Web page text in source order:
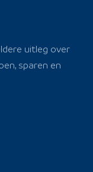
uitleg over
sparen en